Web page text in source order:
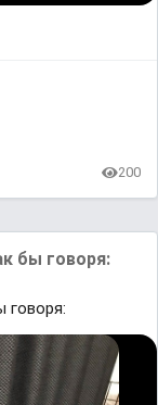
200
бы говоря:
говоря: